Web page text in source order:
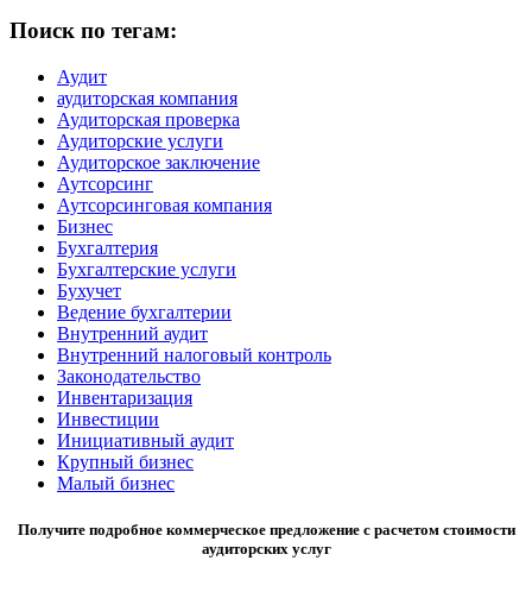
Поиск по тегам:
Аудит
аудиторская компания
Аудиторская проверка
Аудиторские услуги
Аудиторское заключение
Аутсорсинг
Аутсорсинговая компания
Бизнес
Бухгалтерия
Бухгалтерские услуги
Бухучет
Ведение бухгалтерии
Внутренний аудит
Внутренний налоговый контроль
Законодательство
Инвентаризация
Инвестиции
Инициативный аудит
Крупный бизнес
Малый бизнес
Получите подробное коммерческое предложение с расчетом стоимости
аудиторских услуг